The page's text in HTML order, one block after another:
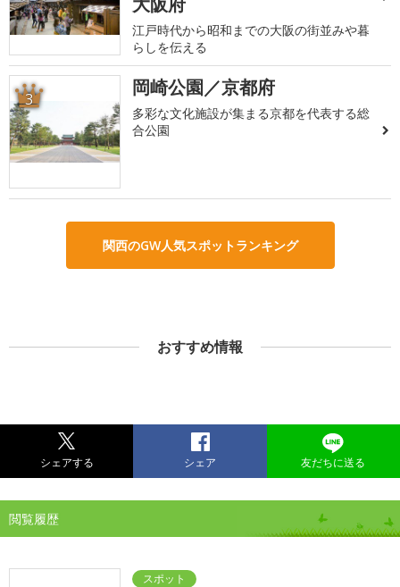
江戸時代から昭和までの大阪の街並みや暮
らしを伝える
3 岡崎公園／京都府
多彩な文化施設が集まる京都を代表する総
合公園
関西のGW人気スポットランキング
おすすめ情報
シェアする シェア 友だちに送る
閲覧履歴